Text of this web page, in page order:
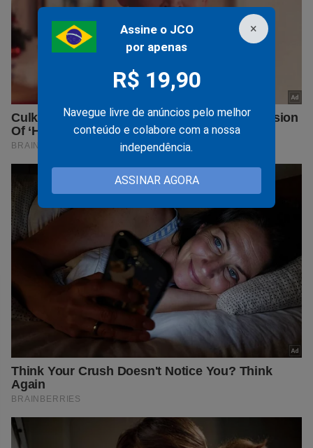
×
Assine o JCO
por apenas
R$ 19,90
Navegue livre de anúncios pelo melhor
conteúdo e colabore com a nossa
independência.
ASSINAR AGORA